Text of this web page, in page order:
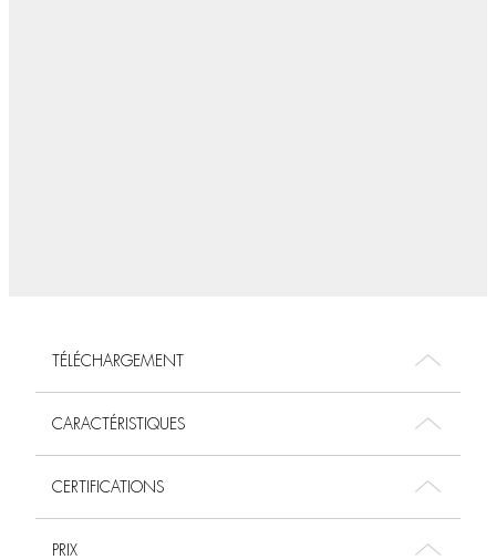
TÉLÉCHARGEMENT
CARACTÉRISTIQUES
CERTIFICATIONS
PRIX